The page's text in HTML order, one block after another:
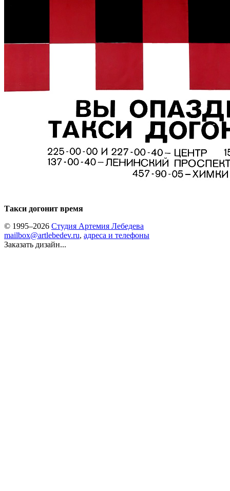
Такси догонит время
© 1995–2026 Студия Артемия Лебедева
mailbox@artlebedev.ru, адреса и телефоны
Заказать дизайн...